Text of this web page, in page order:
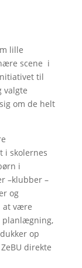
lille
scene i
til
valgte
om de helt
i skolernes
i
–klubber –
og
at være
planlægning,
op
direkte